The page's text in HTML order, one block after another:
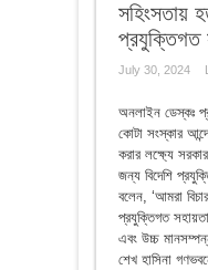
সহিংসতায়
প্রযুক্তিগত
July 30, 2024
অনলাইন ডেস্কঃ
কোটা সংস্কার
করার লক্ষ্যে সরকার
জন্য বিদেশি
বলেন, ‘আমরা
প্রযুক্তিগত
এবং উচ্চ
শেখ হাসিনা